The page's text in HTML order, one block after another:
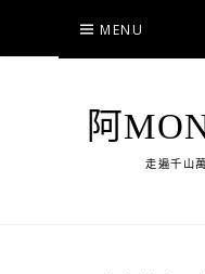
content
MENU
阿
走遍千山